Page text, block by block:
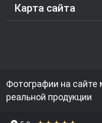
Карта сайта
Фотографии на сайте
реальной продукции